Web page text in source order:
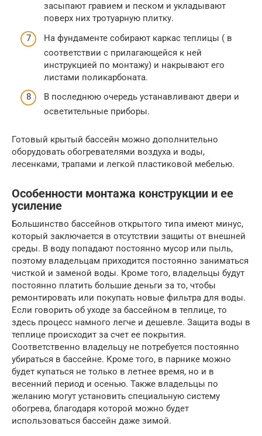
засыпают гравием и песком и укладывают
поверх них тротуарную плитку.
На фундаменте собирают каркас теплицы ( в
соответствии с прилагающейся к ней
инструкцией по монтажу) и накрывают его
листами поликарбоната.
В последнюю очередь устанавливают двери и
осветительные приборы.
Готовый крытый бассейн можно дополнительно
оборудовать обогревателями воздуха и воды,
лесенками, трапами и легкой пластиковой мебелью.
Особенности монтажа конструкции и ее
усиление
Большинство бассейнов открытого типа имеют минус,
который заключается в отсутствии защиты от внешней
среды. В воду попадают постоянно мусор или пыль,
поэтому владельцам приходится постоянно заниматься
чисткой и заменой воды. Кроме того, владельцы будут
постоянно платить большие деньги за то, чтобы
ремонтировать или покупать новые фильтра для воды.
Если говорить об уходе за бассейном в теплице, то
здесь процесс намного легче и дешевле. Защита воды в
теплице происходит за счет ее покрытия.
Соответственно владельцу не потребуется постоянно
убираться в бассейне. Кроме того, в парнике можно
будет купаться не только в летнее время, но и в
весенний период и осенью. Также владельцы по
желанию могут установить специальную систему
обогрева, благодаря которой можно будет
использоваться бассейн даже зимой.